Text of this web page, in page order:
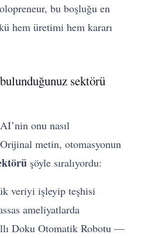
bu boşluğu en
hem üretimi hem kararı
sektörü
onu nasıl
metin, otomasyonun
şöyle sıralıyordu:
veriyi işleyip teşhisi
ameliyatlarda
Doku Otomatik Robotu —